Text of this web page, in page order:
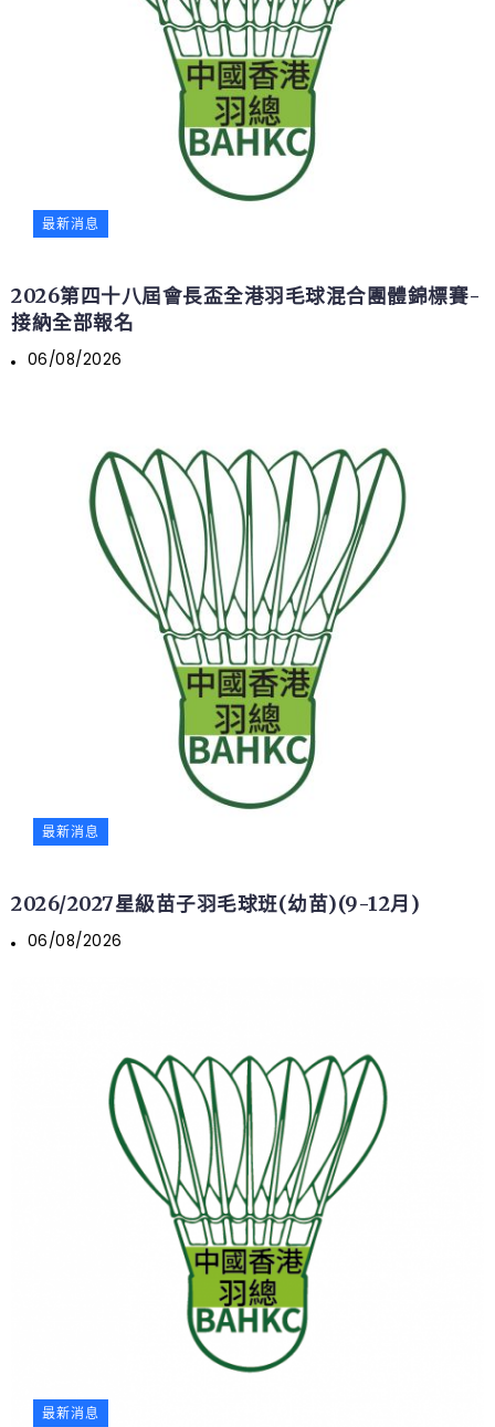
最新消息
2026第四十八屆會長盃全港羽毛球混合團體錦標賽-
接納全部報名
06/08/2026
最新消息
2026/2027星級苗子羽毛球班(幼苗)(9-12月)
06/08/2026
最新消息